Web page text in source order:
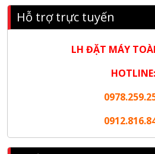
NANIBI khai trương văn phòng
phát triển bền vững
Tập đoàn Công nghiệp nặng Sơn
Nanibi Cung Cấp Động Cơ Weichai
THÀNH CÔNG
Hỗ trợ trực tuyến
LH ĐẶT MÁY
HOTLINE: